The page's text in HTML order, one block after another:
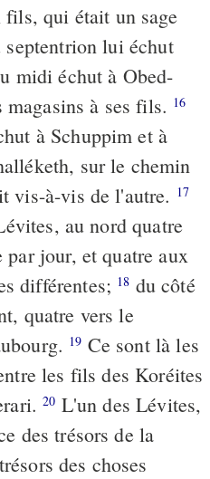
qui était un sage
lui échut
midi échut à Obed-
à ses fils. 16
à Schuppim et à
sur le chemin
vis-à-vis de l'autre. 17
au nord quatre
jour, et quatre aux
différentes; 18 du côté
quatre vers le
19 Ce sont là les
les fils des Koréites
20 L'un des Lévites,
des trésors de la
des choses